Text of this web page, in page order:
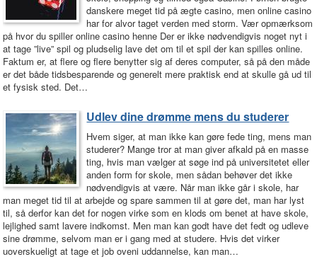
danskere meget tid på ægte casino, men online casino
har for alvor taget verden med storm. Vær opmærksom
på hvor du spiller online casino henne Der er ikke nødvendigvis noget nyt i
at tage ”live” spil og pludselig lave det om til et spil der kan spilles online.
Faktum er, at flere og flere benytter sig af deres computer, så på den måde
er det både tidsbesparende og generelt mere praktisk end at skulle gå ud til
et fysisk sted. Det…
Udlev dine drømme mens du studerer
Hvem siger, at man ikke kan gøre fede ting, mens man
studerer? Mange tror at man giver afkald på en masse
ting, hvis man vælger at søge ind på universitetet eller
anden form for skole, men sådan behøver det ikke
nødvendigvis at være. Når man ikke går i skole, har
man meget tid til at arbejde og spare sammen til at gøre det, man har lyst
til, så derfor kan det for nogen virke som en klods om benet at have skole,
lejlighed samt lavere indkomst. Men man kan godt have det fedt og udleve
sine drømme, selvom man er i gang med at studere. Hvis det virker
uoverskueligt at tage et job oveni uddannelse, kan man…